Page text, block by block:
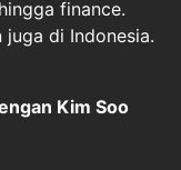
finance.
di Indonesia.
Kim Soo